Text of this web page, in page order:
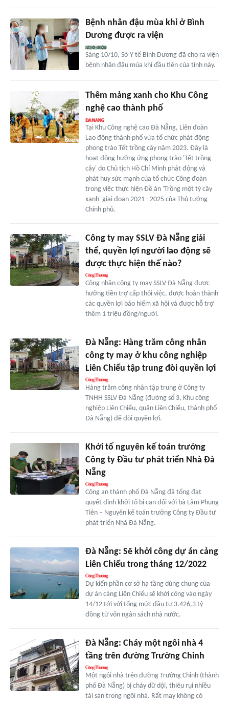
Bệnh nhân đậu mùa khỉ ở Bình
Dương được ra viện
Sáng 10/10, Sở Y tế Bình Dương đã cho ra viện
bệnh nhân đậu mùa khỉ đầu tiên của tỉnh này.
Thêm mảng xanh cho Khu Công
nghệ cao thành phố
Tại Khu Công nghệ cao Đà Nẵng, Liên đoàn
Lao động thành phố vừa tổ chức phát động
phong trào Tết trồng cây năm 2023. Đây là
hoạt động hưởng ứng phong trào 'Tết trồng
cây' do Chủ tịch Hồ Chí Minh phát động và
phát huy sức mạnh của tổ chức Công đoàn
trong việc thực hiện Đề án 'Trồng một tỷ cây
xanh' giai đoạn 2021 - 2025 của Thủ tướng
Chính phủ.
Công ty may SSLV Đà Nẵng giải
thể, quyền lợi người lao động sẽ
được thực hiện thế nào?
Công nhân công ty may SSLV Đà Nẵng được
hưởng tiền trợ cấp thôi việc, được hoàn thành
các quyền lợi bảo hiểm xã hội và được hỗ trợ
thêm 1 triệu đồng/người.
Đà Nẵng: Hàng trăm công nhân
công ty may ở khu công nghiệp
Liên Chiểu tập trung đòi quyền lợi
Hàng trăm công nhân tập trung ở Công ty
TNHH SSLV Đà Nẵng (đường số 3, Khu công
nghiệp Liên Chiểu, quận Liên Chiểu, thành phố
Đà Nẵng) để đòi quyền lợi.
Khởi tố nguyên kế toán trưởng
Công ty Đầu tư phát triển Nhà Đà
Nẵng
Công an thành phố Đà Nẵng đã tống đạt
quyết định khởi tố bị can đối với bà Lâm Phụng
Tiên – Nguyên kế toán trưởng Công ty Đầu tư
phát triển Nhà Đà Nẵng.
Đà Nẵng: Sẽ khởi công dự án cảng
Liên Chiểu trong tháng 12/2022
Dự kiến phần cơ sở hạ tầng dùng chung của
dự án cảng Liên Chiểu sẽ khởi công vào ngày
14/12 tới với tổng mức đầu tư 3.426,3 tỷ
đồng từ vốn ngân sách nhà nước.
Đà Nẵng: Cháy một ngôi nhà 4
tầng trên đường Trường Chinh
Một ngôi nhà trên đường Trường Chinh (thành
phố Đà Nẵng) bị cháy dữ dội, thiêu rụi nhiều
tài sản trong ngôi nhà. Rất may không có